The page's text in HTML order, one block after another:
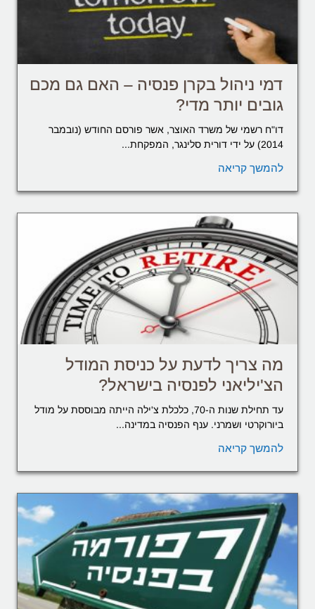
דמי ניהול בקרן פנסיה – האם גם מכם
גובים יותר מדי?
דו"ח רשמי של משרד האוצר, אשר פורסם החודש (נובמבר
2014) על ידי דורית סלינגר, המפקחת...
להמשך קריאה
מה צריך לדעת על כניסת המודל
הצ'יליאני לפנסיה בישראל?
עד תחילת שנות ה-70, כלכלת צ'ילה הייתה מבוססת על מודל
ביורוקרטי ושמרני. ענף הפנסיה במדינה...
להמשך קריאה